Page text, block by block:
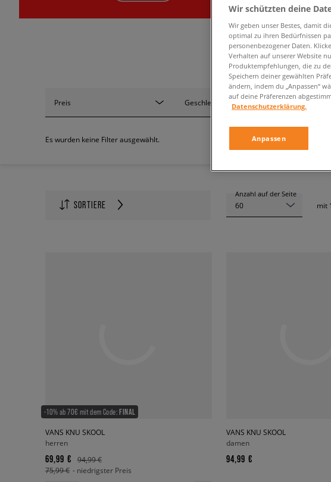
SORTIERE
Anzahl auf der Seite
60 mit
Preis Geschlecht
Es wurden keine Filter ausgewählt.
-10% ab 70€ mit dem Code:FINAL
VANS KNU SKOOL
herren
69,99 €
94,99 €
75,99 € - niedrigster Preis
VANS KNU SKOOL
damen
94,99 €
Wir schützten deine
Wir geben unser Bestes, damit
optimal zu ihren Bedürfnissen
personenbezogener Daten.
Verhalten auf unserer Website
Produktempfehlungen, die zu
Speichern deiner gewählten
ändern, indem du „Anpassen“
auf deine Präferenzen
Datenschutzerklärung.
Anpassen